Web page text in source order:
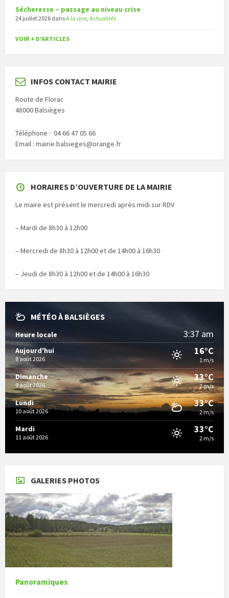
Sécheresse – passage au niveau crise
24 juillet 2026 dansA la une, Actualités
VOIR + D'ARTICLES
INFOS CONTACT MAIRIE
Route de Florac
48000 Balsièges
Téléphone : 04 66 47 05 66
Email : mairie.balsieges@orange.fr
HORAIRES D’OUVERTURE DE LA MAIRIE
Le maire est présent le mercredi après midi sur RDV
– Mardi de 8h30 à 12h00
– Mercredi de 8h30 à 12h00 et de 14h00 à 16h30
– Jeudi de 8h30 à 12h00 et de 14h00 à 16h30
MÉTÉO À BALSIÈGES
Heure locale 3:37 am
Aujourd'hui
8 août 2026
16°C
1 m/s
Dimanche
9 août 2026
33°C
2 m/s
Lundi
10 août 2026
33°C
2 m/s
Mardi
11 août 2026
33°C
2 m/s
GALERIES PHOTOS
Panoramiques